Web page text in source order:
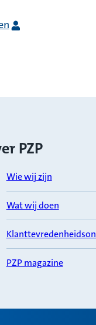
PZP
Wie wij zijn
Wat wij doen
PZP magazine